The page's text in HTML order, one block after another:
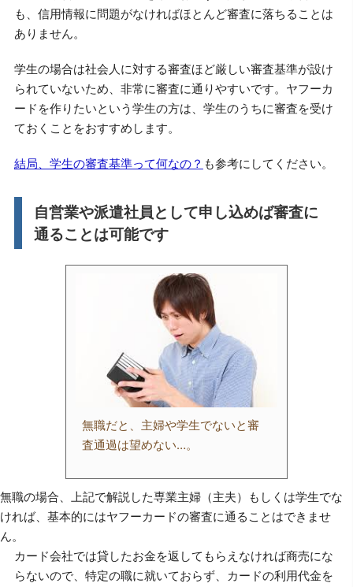
も、信用情報に問題がなければほとんど審査に落ちることは
ありません。
学生の場合は社会人に対する審査ほど厳しい審査基準が設け
られていないため、非常に審査に通りやすいです。ヤフーカ
ードを作りたいという学生の方は、学生のうちに審査を受け
ておくことをおすすめします。
結局、学生の審査基準って何なの？ も参考にしてください。
自営業や派遣社員として申し込めば審査に
通ることは可能です
無職だと、主婦や学生でないと審
査通過は望めない…。
無職の場合、上記で解説した専業主婦（主夫）もしくは学生でな
ければ、基本的にはヤフーカードの審査に通ることはできませ
ん。
カード会社では貸したお金を返してもらえなければ商売にな
らないので、特定の職に就いておらず、カードの利用代金を